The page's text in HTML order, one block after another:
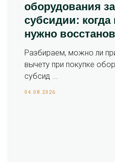
оборудования
субсидии:
нужно
Разбираем, можно ли
вычету при покупке
субсид ...
04.08.2026